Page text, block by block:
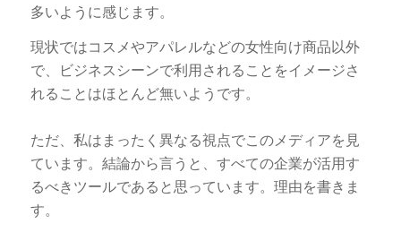
多いように感じます。
現状ではコスメやアパレルなどの女性向け商品以外
で、ビジネスシーンで利用されることをイメージさ
れることはほとんど無いようです。
ただ、私はまったく異なる視点でこのメディアを見
ています。結論から言うと、すべての企業が活用す
るべきツールであると思っています。理由を書きま
す。